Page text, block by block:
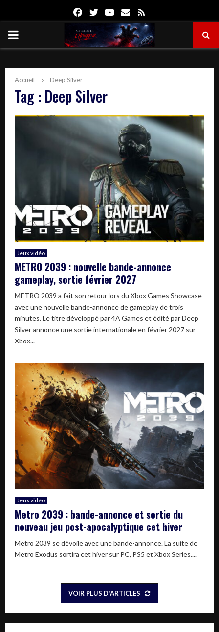
FacebookTwitterYoutube
Email
PRIMARY
Accueil Deep Silver
Tag : Deep Silver
Jeux vidéo
METRO 2039 : nouvelle bande-annonce
gameplay, sortie février 2027
METRO 2039 a fait son retour lors du Xbox Games Showcase
avec une nouvelle bande-annonce de gameplay de trois
minutes. Le titre développé par 4A Games et édité par Deep
Silver annonce une sortie internationale en février 2027 sur
Xbox...
Jeux vidéo
Metro 2039 : bande-annonce et sortie du
nouveau jeu post-apocalyptique cet hiver
Metro 2039 se dévoile avec une bande-annonce. La suite de
Metro Exodus sortira cet hiver sur PC, PS5 et Xbox Series....
VOIR PLUS D'ARTICLES